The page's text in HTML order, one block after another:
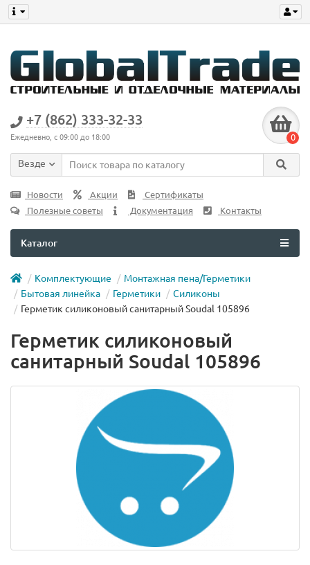
+7 (862) 333-32-33
Ежедневно, с 09:00 до 18:00 0
Везде
Новости Акции
Сертификаты
Полезные советы
Документация Контакты
Каталог
Комплектующие
Монтажная пена/Герметики
Бытовая линейка
Герметики
Силиконы
Герметик силиконовый санитарный Soudal 105896
Герметик силиконовый
санитарный Soudal 105896